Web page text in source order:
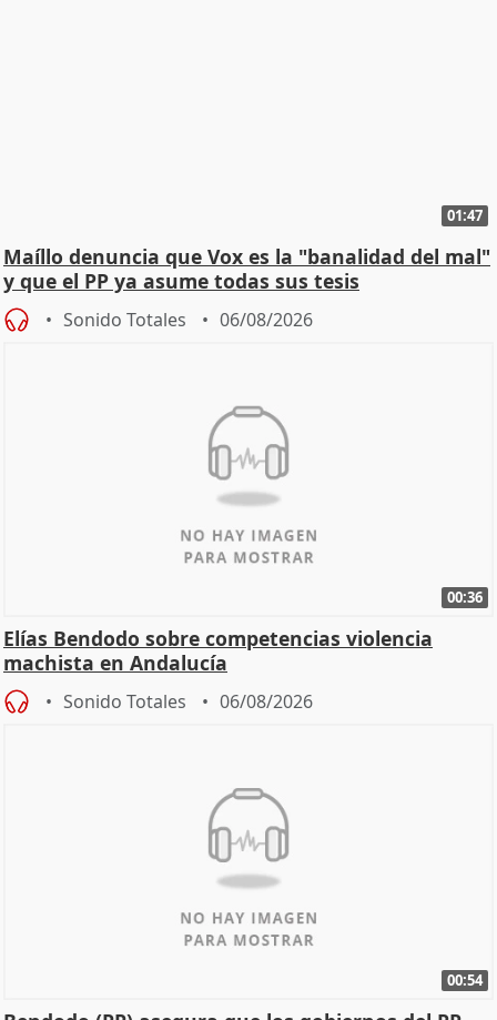
01:47
Maíllo denuncia que Vox es la "banalidad del mal"
y que el PP ya asume todas sus tesis
Sonido Totales 06/08/2026
00:36
Elías Bendodo sobre competencias violencia
machista en Andalucía
Sonido Totales 06/08/2026
00:54